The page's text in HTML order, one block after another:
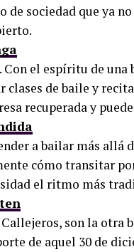
de sociedad que ya
el espíritu de una
clases de baile y
recuperada y
a bailar más allá
cómo transitar
el ritmo más
Callejeros, son la otra
de aquel 30 de